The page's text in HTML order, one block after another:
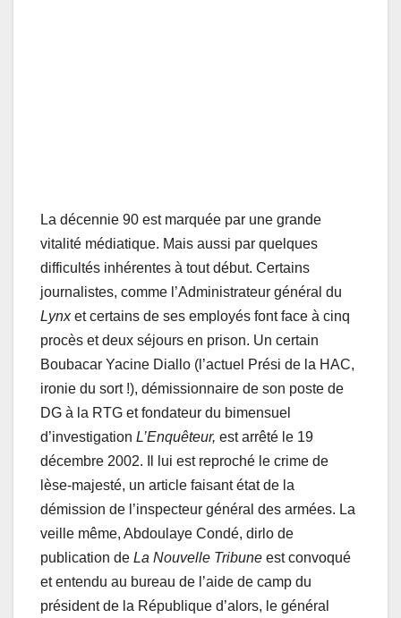
La décennie 90 est marquée par une grande
vitalité médiatique. Mais aussi par quelques
difficultés inhérentes à tout début. Certains
journalistes, comme l’Administrateur général du
Lynxet certains de ses employés font face à cinq
procès et deux séjours en prison. Un certain
Boubacar Yacine Diallo (l’actuel Prési de la HAC,
ironie du sort !), démissionnaire de son poste de
DG à la RTG et fondateur du bimensuel
d’investigation L’Enquêteur, est arrêté le 19
décembre 2002. Il lui est reproché le crime de
lèse-majesté, un article faisant état de la
démission de l’inspecteur général des armées. La
veille même, Abdoulaye Condé, dirlo de
publication de La Nouvelle Tribune est convoqué
et entendu au bureau de l’aide de camp du
président de la République d’alors, le général